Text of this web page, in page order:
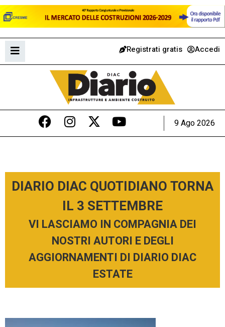
Registrati gratis Accedi
9 Ago 2026
DIARIO DIAC QUOTIDIANO TORNA
IL 3 SETTEMBRE
VI LASCIAMO IN COMPAGNIA DEI
NOSTRI AUTORI E DEGLI
AGGIORNAMENTI DI DIARIO DIAC
ESTATE